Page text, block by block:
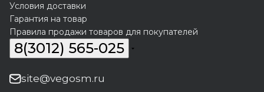
Условия доставки
Гарантия на товар
Правила продажи товаров для покупателей
8(3012) 565-025
site@vegosm.ru